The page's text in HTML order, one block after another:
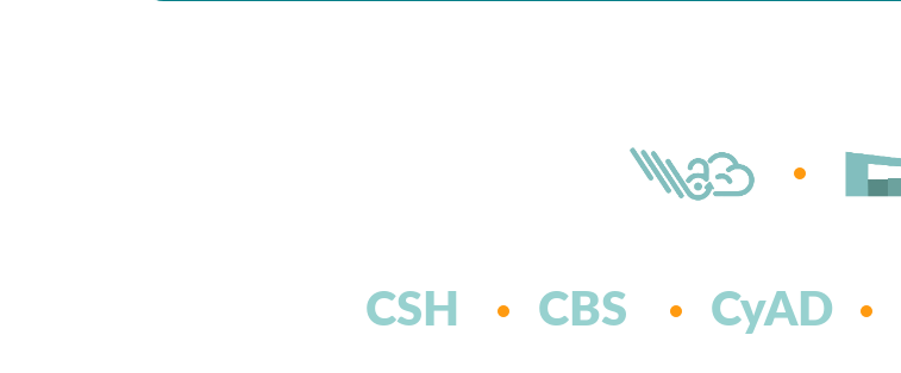
CSH CBS CyAD